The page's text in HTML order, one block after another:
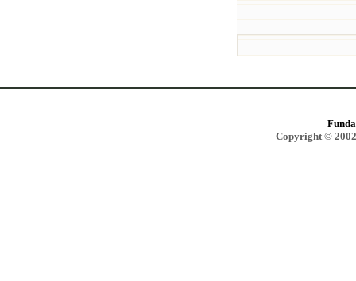
Copyright ©